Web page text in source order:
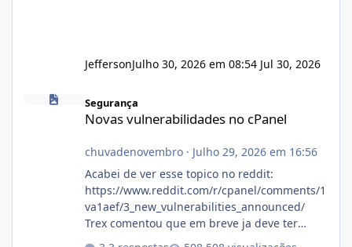
JeffersonJulho 30, 2026 em 08:54 Jul 30, 2026
Novas vulnerabilidades no cPanel
Segurança
Novas vulnerabilidades no cPanel
chuvadenovembro· Julho 29, 2026 em 16:56
Acabei de ver esse topico no reddit:
https://www.reddit.com/r/cpanel/comments/1
va1aef/3_new_vulnerabilities_announced/
Trex comentou que em breve ja deve ter